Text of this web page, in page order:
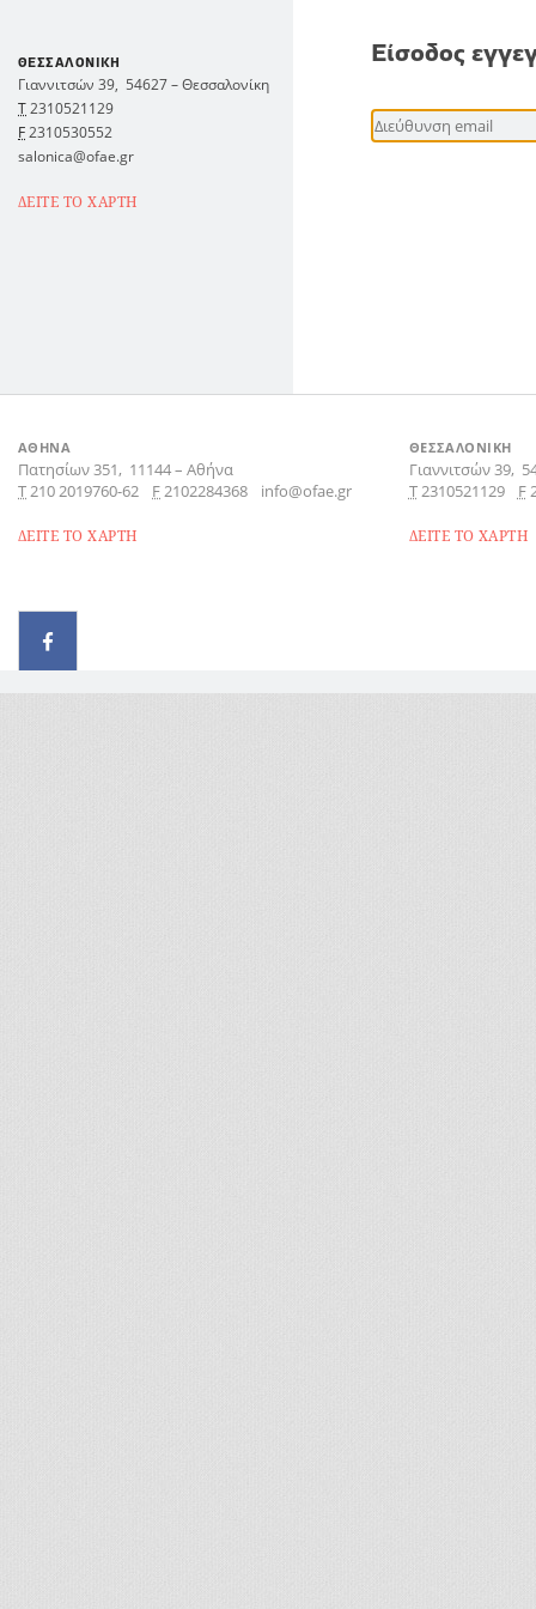
ΘΕΣΣΑΛΟΝΙΚΗ
Γιαννιτσών 39, 54627–Θεσσαλονίκη
Τ2310521129
F2310530552
salonica@ofae.gr
ΔΕΙΤΕ ΤΟ ΧΑΡΤΗ
Είσοδος
ΑΘΗΝΑ
Πατησίων 351, 11144– Αθήνα
Τ210 2019760-62 F2102284368 info@ofae.gr
ΔΕΙΤΕ ΤΟ ΧΑΡΤΗ
ΘΕΣΣΑΛΟΝΙΚΗ
Γιαννιτσών 39,
Τ2310521129 F
ΔΕΙΤΕ ΤΟ ΧΑΡΤΗ